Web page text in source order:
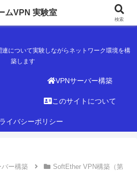
ムVPN 実験室
について実験しながらネットワーク環境を構
築します
VPNサーバー構築
このサイトについて
イバシーポリシー
ー構築
SoftEther VPN構築（第
ムVPN 実験室
検索